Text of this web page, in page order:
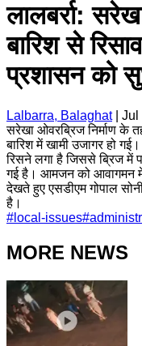
लालबर्रा:
बारिश से
प्रशासन को
Lalbarra, Balaghat| Jul
सरेखा ओवरब्रिज निर्माण के
बारिश में खामी उजागर हो
रिसने लगा है जिससे ब्रिज में
गई है। आमजन को आवागमन में
देखते हुए एसडीएम गोपाल
है।
# local-issues#
MORE NEWS